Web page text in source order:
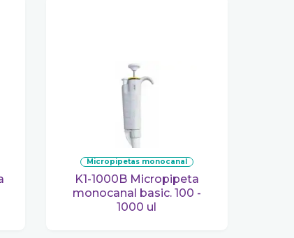
micropipetas monocanal
K1-1000B Micropipeta
monocanal basic. 100 -
1000 ul